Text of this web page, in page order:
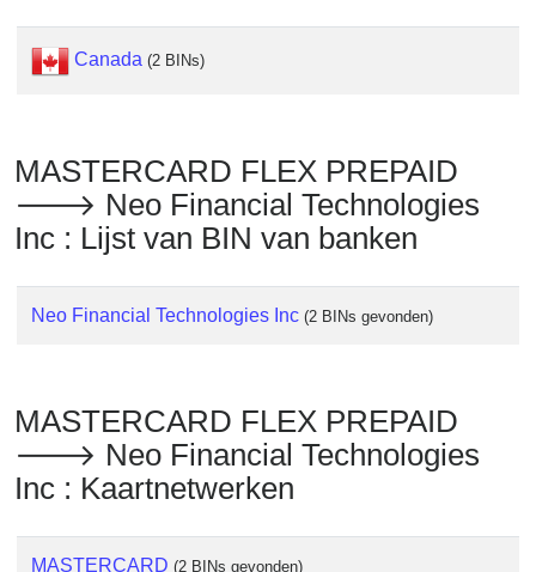
Canada (2 BINs)
MASTERCARD FLEX PREPAID
🡒 Neo Financial Technologies
Inc : Lijst van BIN van banken
Neo Financial Technologies Inc (2 BINs gevonden)
MASTERCARD FLEX PREPAID
🡒 Neo Financial Technologies
Inc : Kaartnetwerken
MASTERCARD (2 BINs gevonden)